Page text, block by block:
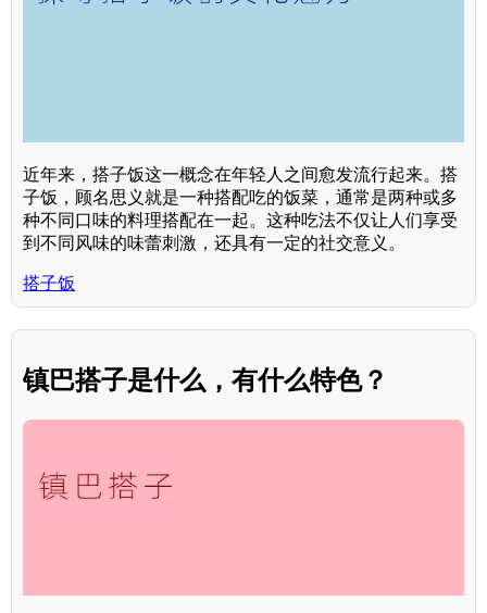
近年来，搭子饭这一概念在年轻人之间愈发流行起来。搭
子饭，顾名思义就是一种搭配吃的饭菜，通常是两种或多
种不同口味的料理搭配在一起。这种吃法不仅让人们享受
到不同风味的味蕾刺激，还具有一定的社交意义。
搭子饭
镇巴搭子是什么，有什么特色？